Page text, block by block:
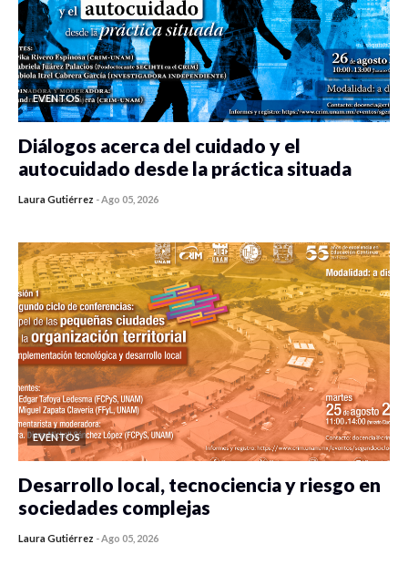
EVENTOS
Diálogos acerca del cuidado y el
autocuidado desde la práctica situada
Laura Gutiérrez -Ago 05, 2026
EVENTOS
Desarrollo local, tecnociencia y riesgo en
sociedades complejas
Laura Gutiérrez -Ago 05, 2026